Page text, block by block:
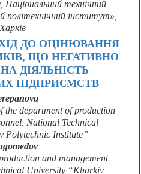
Національний технічний
політехнічний інститут»,
ДО ОЦІНЮВАННЯ
ЩО НЕГАТИВНО
ДІЯЛЬНІСТЬ
ПІДПРИЄМСТВ
the department of production
National Technical
Polytechnic Institute”
and management
University “Kharkiv